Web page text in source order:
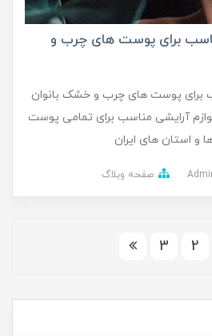
برای پوست های چرب و
برای پوست های چرب و خشک بانوان
آرایشی مناسب برای تمامی پوست
و استان های ایران
صفحه وبلاگ
2
3